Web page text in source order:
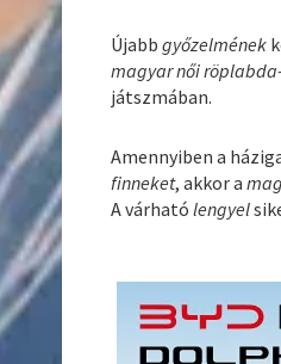
Újabbgyőzelmének
magyar női
játszmában.
Amennyiben a
finneket, akkor a
A várhatólengyel